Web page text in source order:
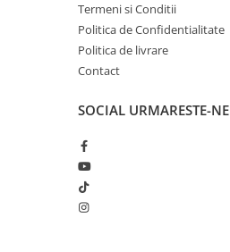
Accesorii copii
Body-uri bebe
Treninguri copii
Baia bebelusului
Incaltaminte
Termeni si Conditii
Politica de Confidentialitate
Politica de livrare
Contact
SOCIAL URMARESTE-